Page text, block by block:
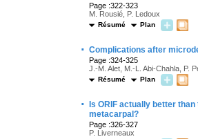
Page :322-323
M. Rousié, P. Ledoux
Résumé Plan
· Complications after
Page :324-325
J.-M. Alet, M.-L. Abi-Chahla, P.
Résumé Plan
·
Is ORIF actually better
metacarpal?
Page :326-327
P. Liverneaux